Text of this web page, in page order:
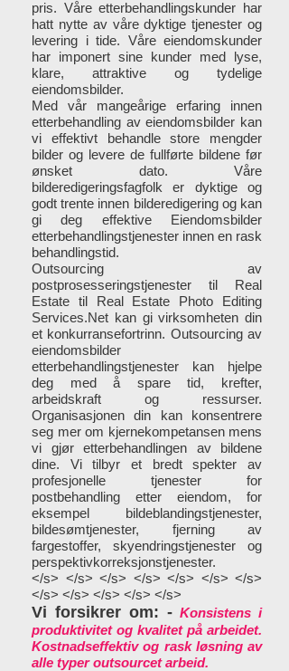
pris. Våre etterbehandlingskunder har
hatt nytte av våre dyktige tjenester og
levering i tide. Våre eiendomskunder
har imponert sine kunder med lyse,
klare, attraktive og tydelige
eiendomsbilder.
Med vår mangeårige erfaring innen
etterbehandling av eiendomsbilder kan
vi effektivt behandle store mengder
bilder og levere de fullførte bildene før
ønsket dato. Våre
bilderedigeringsfagfolk er dyktige og
godt trente innen bilderedigering og kan
gi deg effektive Eiendomsbilder
etterbehandlingstjenester innen en rask
behandlingstid.
Outsourcing av
postprosesseringstjenester til Real
Estate til Real Estate Photo Editing
Services.Net kan gi virksomheten din
et konkurransefortrinn. Outsourcing av
eiendomsbilder
etterbehandlingstjenester kan hjelpe
deg med å spare tid, krefter,
arbeidskraft og ressurser.
Organisasjonen din kan konsentrere
seg mer om kjernekompetansen mens
vi gjør etterbehandlingen av bildene
dine. Vi tilbyr et bredt spekter av
profesjonelle tjenester for
postbehandling etter eiendom, for
eksempel bildeblandingstjenester,
bildesømtjenester, fjerning av
fargestoffer, skyendringstjenester og
perspektivkorreksjonstjenester.
</s> </s> </s> </s> </s> </s> </s>
</s> </s> </s> </s> </s>
Vi forsikrer om: - Konsistens i
produktivitet og kvalitet på arbeidet.
Kostnadseffektiv og rask løsning av
alle typer outsourcet arbeid.